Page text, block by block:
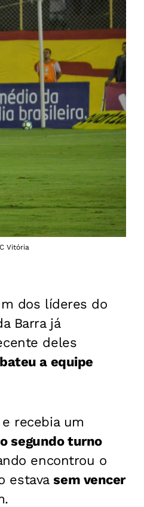
Vitória
dos líderes do
Barra já
deles
a equipe
recebia um
segundo turno
encontrou o
estavasem vencer